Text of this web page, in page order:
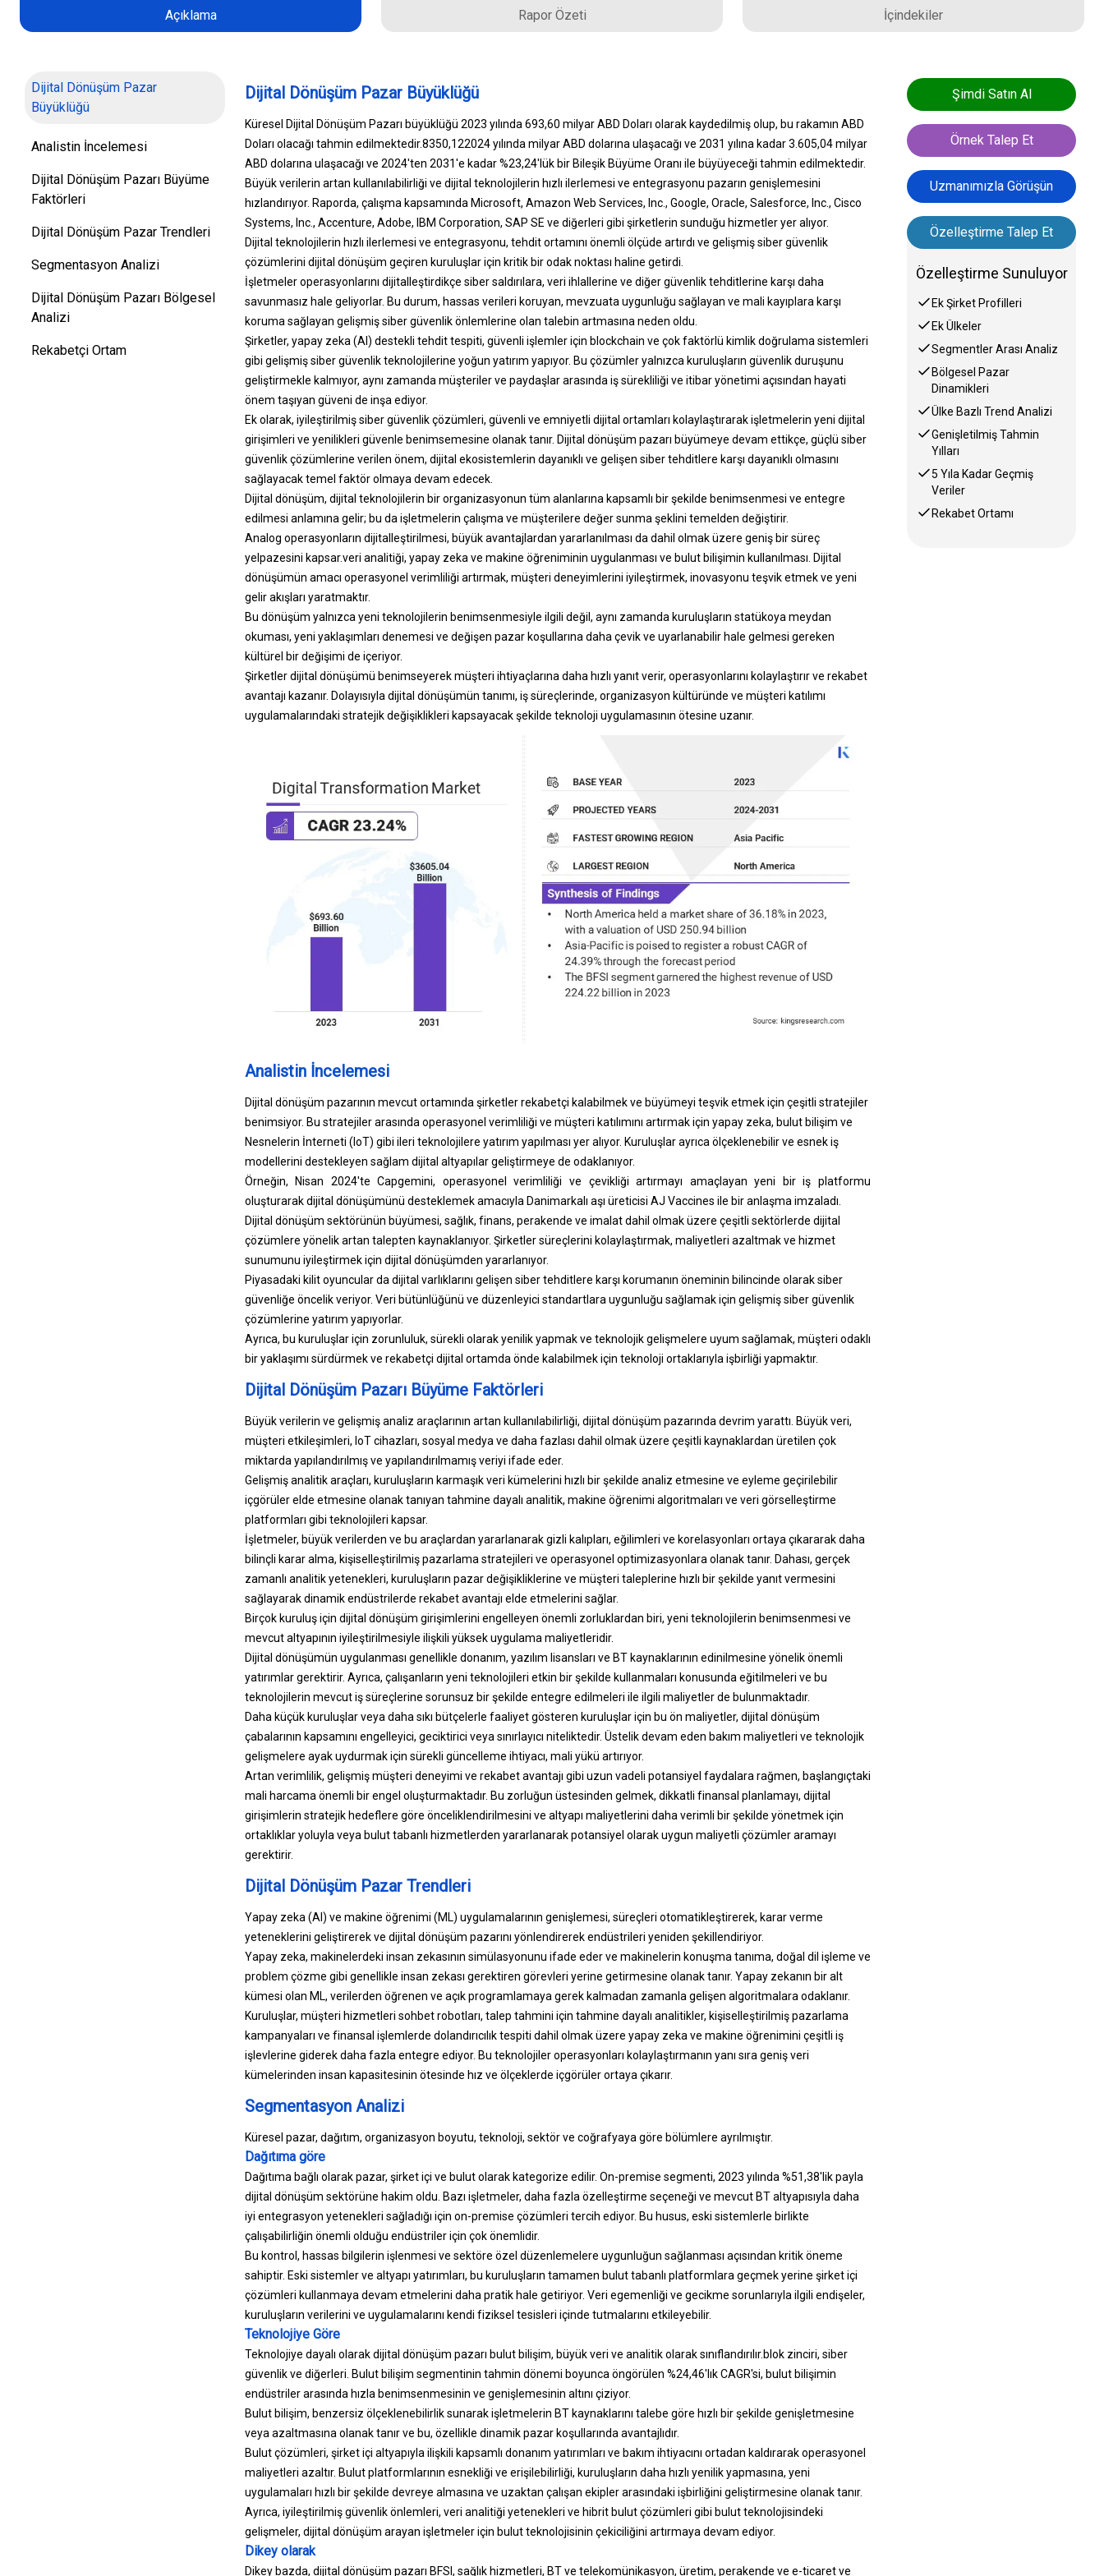
Açıklama Rapor Özeti İçindekiler
Dijital Dönüşüm Pazar
Büyüklüğü
Analistin İncelemesi
Dijital Dönüşüm Pazarı Büyüme
Faktörleri
Dijital Dönüşüm Pazar Trendleri
Segmentasyon Analizi
Dijital Dönüşüm Pazarı Bölgesel
Analizi
Rekabetçi Ortam
Dijital Dönüşüm Pazar Büyüklüğü
Küresel Dijital Dönüşüm Pazarı büyüklüğü 2023 yılında 693,60 milyar ABD Doları olarak kaydedilmiş olup, bu rakamın ABD
Doları olacağı tahmin edilmektedir.8350,122024 yılında milyar ABD dolarına ulaşacağı ve 2031 yılına kadar 3.605,04 milyar
ABD dolarına ulaşacağı ve 2024'ten 2031'e kadar %23,24'lük bir Bileşik Büyüme Oranı ile büyüyeceği tahmin edilmektedir.
Büyük verilerin artan kullanılabilirliği ve dijital teknolojilerin hızlı ilerlemesi ve entegrasyonu pazarın genişlemesini
hızlandırıyor. Raporda, çalışma kapsamında Microsoft, Amazon Web Services, Inc., Google, Oracle, Salesforce, Inc., Cisco
Systems, Inc., Accenture, Adobe, IBM Corporation, SAP SE ve diğerleri gibi şirketlerin sunduğu hizmetler yer alıyor.
Dijital teknolojilerin hızlı ilerlemesi ve entegrasyonu, tehdit ortamını önemli ölçüde artırdı ve gelişmiş siber güvenlik
çözümlerini dijital dönüşüm geçiren kuruluşlar için kritik bir odak noktası haline getirdi.
İşletmeler operasyonlarını dijitalleştirdikçe siber saldırılara, veri ihlallerine ve diğer güvenlik tehditlerine karşı daha
savunmasız hale geliyorlar. Bu durum, hassas verileri koruyan, mevzuata uygunluğu sağlayan ve mali kayıplara karşı
koruma sağlayan gelişmiş siber güvenlik önlemlerine olan talebin artmasına neden oldu.
Şirketler, yapay zeka (AI) destekli tehdit tespiti, güvenli işlemler için blockchain ve çok faktörlü kimlik doğrulama sistemleri
gibi gelişmiş siber güvenlik teknolojilerine yoğun yatırım yapıyor. Bu çözümler yalnızca kuruluşların güvenlik duruşunu
geliştirmekle kalmıyor, aynı zamanda müşteriler ve paydaşlar arasında iş sürekliliği ve itibar yönetimi açısından hayati
önem taşıyan güveni de inşa ediyor.
Ek olarak, iyileştirilmiş siber güvenlik çözümleri, güvenli ve emniyetli dijital ortamları kolaylaştırarak işletmelerin yeni dijital
girişimleri ve yenilikleri güvenle benimsemesine olanak tanır. Dijital dönüşüm pazarı büyümeye devam ettikçe, güçlü siber
güvenlik çözümlerine verilen önem, dijital ekosistemlerin dayanıklı ve gelişen siber tehditlere karşı dayanıklı olmasını
sağlayacak temel faktör olmaya devam edecek.
Dijital dönüşüm, dijital teknolojilerin bir organizasyonun tüm alanlarına kapsamlı bir şekilde benimsenmesi ve entegre
edilmesi anlamına gelir; bu da işletmelerin çalışma ve müşterilere değer sunma şeklini temelden değiştirir.
Analog operasyonların dijitalleştirilmesi, büyük avantajlardan yararlanılması da dahil olmak üzere geniş bir süreç
yelpazesini kapsar.veri analitiği, yapay zeka ve makine öğreniminin uygulanması ve bulut bilişimin kullanılması. Dijital
dönüşümün amacı operasyonel verimliliği artırmak, müşteri deneyimlerini iyileştirmek, inovasyonu teşvik etmek ve yeni
gelir akışları yaratmaktır.
Bu dönüşüm yalnızca yeni teknolojilerin benimsenmesiyle ilgili değil, aynı zamanda kuruluşların statükoya meydan
okuması, yeni yaklaşımları denemesi ve değişen pazar koşullarına daha çevik ve uyarlanabilir hale gelmesi gereken
kültürel bir değişimi de içeriyor.
Şirketler dijital dönüşümü benimseyerek müşteri ihtiyaçlarına daha hızlı yanıt verir, operasyonlarını kolaylaştırır ve rekabet
avantajı kazanır. Dolayısıyla dijital dönüşümün tanımı, iş süreçlerinde, organizasyon kültüründe ve müşteri katılımı
uygulamalarındaki stratejik değişiklikleri kapsayacak şekilde teknoloji uygulamasının ötesine uzanır.
Analistin İncelemesi
Dijital dönüşüm pazarının mevcut ortamında şirketler rekabetçi kalabilmek ve büyümeyi teşvik etmek için çeşitli stratejiler
benimsiyor. Bu stratejiler arasında operasyonel verimliliği ve müşteri katılımını artırmak için yapay zeka, bulut bilişim ve
Nesnelerin İnterneti (IoT) gibi ileri teknolojilere yatırım yapılması yer alıyor. Kuruluşlar ayrıca ölçeklenebilir ve esnek iş
modellerini destekleyen sağlam dijital altyapılar geliştirmeye de odaklanıyor.
Örneğin, Nisan 2024'te Capgemini, operasyonel verimliliği ve çevikliği artırmayı amaçlayan yeni bir iş platformu
oluşturarak dijital dönüşümünü desteklemek amacıyla Danimarkalı aşı üreticisi AJ Vaccines ile bir anlaşma imzaladı.
Dijital dönüşüm sektörünün büyümesi, sağlık, finans, perakende ve imalat dahil olmak üzere çeşitli sektörlerde dijital
çözümlere yönelik artan talepten kaynaklanıyor. Şirketler süreçlerini kolaylaştırmak, maliyetleri azaltmak ve hizmet
sunumunu iyileştirmek için dijital dönüşümden yararlanıyor.
Piyasadaki kilit oyuncular da dijital varlıklarını gelişen siber tehditlere karşı korumanın öneminin bilincinde olarak siber
güvenliğe öncelik veriyor. Veri bütünlüğünü ve düzenleyici standartlara uygunluğu sağlamak için gelişmiş siber güvenlik
çözümlerine yatırım yapıyorlar.
Ayrıca, bu kuruluşlar için zorunluluk, sürekli olarak yenilik yapmak ve teknolojik gelişmelere uyum sağlamak, müşteri odaklı
bir yaklaşımı sürdürmek ve rekabetçi dijital ortamda önde kalabilmek için teknoloji ortaklarıyla işbirliği yapmaktır.
Dijital Dönüşüm Pazarı Büyüme Faktörleri
Büyük verilerin ve gelişmiş analiz araçlarının artan kullanılabilirliği, dijital dönüşüm pazarında devrim yarattı. Büyük veri,
müşteri etkileşimleri, IoT cihazları, sosyal medya ve daha fazlası dahil olmak üzere çeşitli kaynaklardan üretilen çok
miktarda yapılandırılmış ve yapılandırılmamış veriyi ifade eder.
Gelişmiş analitik araçları, kuruluşların karmaşık veri kümelerini hızlı bir şekilde analiz etmesine ve eyleme geçirilebilir
içgörüler elde etmesine olanak tanıyan tahmine dayalı analitik, makine öğrenimi algoritmaları ve veri görselleştirme
platformları gibi teknolojileri kapsar.
İşletmeler, büyük verilerden ve bu araçlardan yararlanarak gizli kalıpları, eğilimleri ve korelasyonları ortaya çıkararak daha
bilinçli karar alma, kişiselleştirilmiş pazarlama stratejileri ve operasyonel optimizasyonlara olanak tanır. Dahası, gerçek
zamanlı analitik yetenekleri, kuruluşların pazar değişikliklerine ve müşteri taleplerine hızlı bir şekilde yanıt vermesini
sağlayarak dinamik endüstrilerde rekabet avantajı elde etmelerini sağlar.
Birçok kuruluş için dijital dönüşüm girişimlerini engelleyen önemli zorluklardan biri, yeni teknolojilerin benimsenmesi ve
mevcut altyapının iyileştirilmesiyle ilişkili yüksek uygulama maliyetleridir.
Dijital dönüşümün uygulanması genellikle donanım, yazılım lisansları ve BT kaynaklarının edinilmesine yönelik önemli
yatırımlar gerektirir. Ayrıca, çalışanların yeni teknolojileri etkin bir şekilde kullanmaları konusunda eğitilmeleri ve bu
teknolojilerin mevcut iş süreçlerine sorunsuz bir şekilde entegre edilmeleri ile ilgili maliyetler de bulunmaktadır.
Daha küçük kuruluşlar veya daha sıkı bütçelerle faaliyet gösteren kuruluşlar için bu ön maliyetler, dijital dönüşüm
çabalarının kapsamını engelleyici, geciktirici veya sınırlayıcı niteliktedir. Üstelik devam eden bakım maliyetleri ve teknolojik
gelişmelere ayak uydurmak için sürekli güncelleme ihtiyacı, mali yükü artırıyor.
Artan verimlilik, gelişmiş müşteri deneyimi ve rekabet avantajı gibi uzun vadeli potansiyel faydalara rağmen, başlangıçtaki
mali harcama önemli bir engel oluşturmaktadır. Bu zorluğun üstesinden gelmek, dikkatli finansal planlamayı, dijital
girişimlerin stratejik hedeflere göre önceliklendirilmesini ve altyapı maliyetlerini daha verimli bir şekilde yönetmek için
ortaklıklar yoluyla veya bulut tabanlı hizmetlerden yararlanarak potansiyel olarak uygun maliyetli çözümler aramayı
gerektirir.
Dijital Dönüşüm Pazar Trendleri
Yapay zeka (AI) ve makine öğrenimi (ML) uygulamalarının genişlemesi, süreçleri otomatikleştirerek, karar verme
yeteneklerini geliştirerek ve dijital dönüşüm pazarını yönlendirerek endüstrileri yeniden şekillendiriyor.
Yapay zeka, makinelerdeki insan zekasının simülasyonunu ifade eder ve makinelerin konuşma tanıma, doğal dil işleme ve
problem çözme gibi genellikle insan zekası gerektiren görevleri yerine getirmesine olanak tanır. Yapay zekanın bir alt
kümesi olan ML, verilerden öğrenen ve açık programlamaya gerek kalmadan zamanla gelişen algoritmalara odaklanır.
Kuruluşlar, müşteri hizmetleri sohbet robotları, talep tahmini için tahmine dayalı analitikler, kişiselleştirilmiş pazarlama
kampanyaları ve finansal işlemlerde dolandırıcılık tespiti dahil olmak üzere yapay zeka ve makine öğrenimini çeşitli iş
işlevlerine giderek daha fazla entegre ediyor. Bu teknolojiler operasyonları kolaylaştırmanın yanı sıra geniş veri
kümelerinden insan kapasitesinin ötesinde hız ve ölçeklerde içgörüler ortaya çıkarır.
Segmentasyon Analizi
Küresel pazar, dağıtım, organizasyon boyutu, teknoloji, sektör ve coğrafyaya göre bölümlere ayrılmıştır.
Dağıtıma göre
Dağıtıma bağlı olarak pazar, şirket içi ve bulut olarak kategorize edilir. On-premise segmenti, 2023 yılında %51,38'lik payla
dijital dönüşüm sektörüne hakim oldu. Bazı işletmeler, daha fazla özelleştirme seçeneği ve mevcut BT altyapısıyla daha
iyi entegrasyon yetenekleri sağladığı için on-premise çözümleri tercih ediyor. Bu husus, eski sistemlerle birlikte
çalışabilirliğin önemli olduğu endüstriler için çok önemlidir.
Bu kontrol, hassas bilgilerin işlenmesi ve sektöre özel düzenlemelere uygunluğun sağlanması açısından kritik öneme
sahiptir. Eski sistemler ve altyapı yatırımları, bu kuruluşların tamamen bulut tabanlı platformlara geçmek yerine şirket içi
çözümleri kullanmaya devam etmelerini daha pratik hale getiriyor. Veri egemenliği ve gecikme sorunlarıyla ilgili endişeler,
kuruluşların verilerini ve uygulamalarını kendi fiziksel tesisleri içinde tutmalarını etkileyebilir.
Teknolojiye Göre
Teknolojiye dayalı olarak dijital dönüşüm pazarı bulut bilişim, büyük veri ve analitik olarak sınıflandırılır. blok zinciri, siber
güvenlik ve diğerleri. Bulut bilişim segmentinin tahmin dönemi boyunca öngörülen %24,46'lık CAGR'si, bulut bilişimin
endüstriler arasında hızla benimsenmesinin ve genişlemesinin altını çiziyor.
Bulut bilişim, benzersiz ölçeklenebilirlik sunarak işletmelerin BT kaynaklarını talebe göre hızlı bir şekilde genişletmesine
veya azaltmasına olanak tanır ve bu, özellikle dinamik pazar koşullarında avantajlıdır.
Bulut çözümleri, şirket içi altyapıyla ilişkili kapsamlı donanım yatırımları ve bakım ihtiyacını ortadan kaldırarak operasyonel
maliyetleri azaltır. Bulut platformlarının esnekliği ve erişilebilirliği, kuruluşların daha hızlı yenilik yapmasına, yeni
uygulamaları hızlı bir şekilde devreye almasına ve uzaktan çalışan ekipler arasındaki işbirliğini geliştirmesine olanak tanır.
Ayrıca, iyileştirilmiş güvenlik önlemleri, veri analitiği yetenekleri ve hibrit bulut çözümleri gibi bulut teknolojisindeki
gelişmeler, dijital dönüşüm arayan işletmeler için bulut teknolojisinin çekiciliğini artırmaya devam ediyor.
Dikey olarak
Dikey bazda, dijital dönüşüm pazarı BFSI, sağlık hizmetleri, BT ve telekomünikasyon, üretim, perakende ve e-ticaret ve
Şimdi Satın Al
Örnek Talep Et
Uzmanımızla Görüşün
Özelleştirme Talep Et
Özelleştirme Sunuluyor
Ek Şirket Profilleri
Ek Ülkeler
Segmentler Arası Analiz
Bölgesel Pazar
Dinamikleri
Ülke Bazlı Trend Analizi
Genişletilmiş Tahmin
Yılları
5 Yıla Kadar Geçmiş
Veriler
Rekabet Ortamı